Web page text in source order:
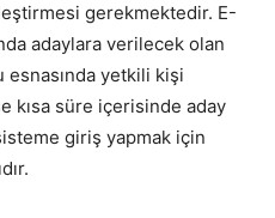
gerekmektedir. E-
adaylara verilecek olan
esnasında yetkili kişi
kısa süre içerisinde aday
giriş yapmak için